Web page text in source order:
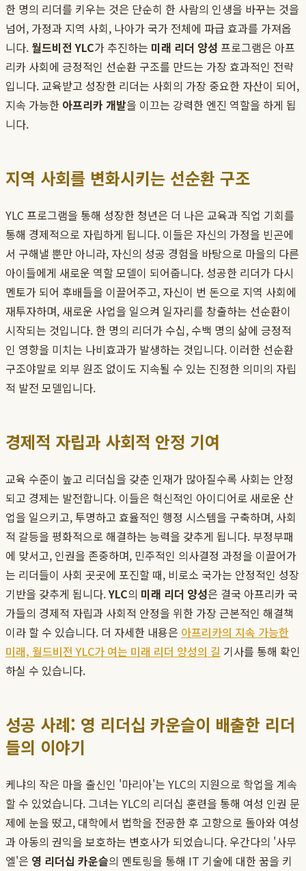
한 명의 리더를 키우는 것은 단순히 한 사람의 인생을 바꾸는 것을
넘어, 가정과 지역 사회, 나아가 국가 전체에 파급 효과를 가져옵
니다. 월드비전 YLC가 추진하는 미래 리더 양성 프로그램은 아프
리카 사회에 긍정적인 선순환 구조를 만드는 가장 효과적인 전략
입니다. 교육받고 성장한 리더는 사회의 가장 중요한 자산이 되어,
지속 가능한 아프리카 개발을 이끄는 강력한 엔진 역할을 하게 됩
니다.
지역 사회를 변화시키는 선순환 구조
YLC 프로그램을 통해 성장한 청년은 더 나은 교육과 직업 기회를
통해 경제적으로 자립하게 됩니다. 이들은 자신의 가정을 빈곤에
서 구해낼 뿐만 아니라, 자신의 성공 경험을 바탕으로 마을의 다른
아이들에게 새로운 역할 모델이 되어줍니다. 성공한 리더가 다시
멘토가 되어 후배들을 이끌어주고, 자신이 번 돈으로 지역 사회에
재투자하며, 새로운 사업을 일으켜 일자리를 창출하는 선순환이
시작되는 것입니다. 한 명의 리더가 수십, 수백 명의 삶에 긍정적
인 영향을 미치는 나비효과가 발생하는 것입니다. 이러한 선순환
구조야말로 외부 원조 없이도 지속될 수 있는 진정한 의미의 자립
적 발전 모델입니다.
경제적 자립과 사회적 안정 기여
교육 수준이 높고 리더십을 갖춘 인재가 많아질수록 사회는 안정
되고 경제는 발전합니다. 이들은 혁신적인 아이디어로 새로운 산
업을 일으키고, 투명하고 효율적인 행정 시스템을 구축하며, 사회
적 갈등을 평화적으로 해결하는 능력을 갖추게 됩니다. 부정부패
에 맞서고, 인권을 존중하며, 민주적인 의사결정 과정을 이끌어가
는 리더들이 사회 곳곳에 포진할 때, 비로소 국가는 안정적인 성장
기반을 갖추게 됩니다.YLC의 미래 리더 양성은 결국 아프리카 국
가들의 경제적 자립과 사회적 안정을 위한 가장 근본적인 해결책
이라 할 수 있습니다. 더 자세한 내용은 아프리카의 지속 가능한
미래, 월드비전 YLC가 여는 미래 리더 양성의 길 기사를 통해 확인
하실 수 있습니다.
성공 사례: 영 리더십 카운슬이 배출한 리더
들의 이야기
케냐의 작은 마을 출신인 '마리아'는 YLC의 지원으로 학업을 계속
할 수 있었습니다. 그녀는 YLC의 리더십 훈련을 통해 여성 인권 문
제에 눈을 떴고, 대학에서 법학을 전공한 후 고향으로 돌아와 여성
과 아동의 권익을 보호하는 변호사가 되었습니다. 우간다의 '사무
엘'은 영 리더십 카운슬의 멘토링을 통해 IT 기술에 대한 꿈을 키